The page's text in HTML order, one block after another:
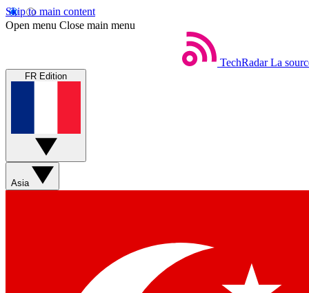
Skip to main content
Open menu Close main menu
TechRadar La
FR Edition
Asia